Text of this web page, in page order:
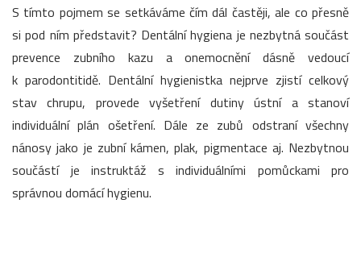
S tímto pojmem se setkáváme čím dál častěji, ale co přesně
si pod ním představit? Dentální hygiena je nezbytná součást
prevence zubního kazu a onemocnění dásně vedoucí
k parodontitidě. Dentální hygienistka nejprve zjistí celkový
stav chrupu, provede vyšetření dutiny ústní a stanoví
individuální plán ošetření. Dále ze zubů odstraní všechny
nánosy jako je zubní kámen, plak, pigmentace aj. Nezbytnou
součástí je instruktáž s individuálními pomůckami pro
správnou domácí hygienu.